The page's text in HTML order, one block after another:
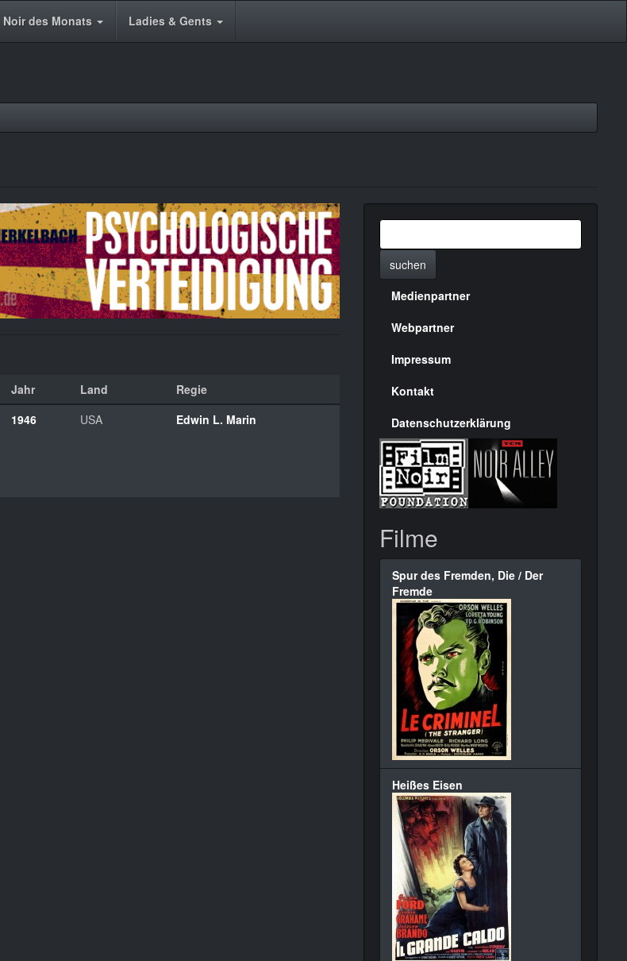
Noir des Monats Ladies & Gents
Jahr Land Regie
1946 USA Edwin L. Marin
suchen
Menülinks
rechte
Seite
Medienpartner
Webpartner
Impressum
Kontakt
Datenschutzerklärung
Filme
Spur des Fremden, Die / Der
Fremde
Heißes Eisen